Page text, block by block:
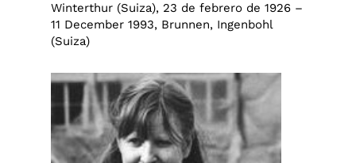
Winterthur (Suiza), 23 de febrero de 1926 –
11 December 1993, Brunnen, Ingenbohl
(Suiza)